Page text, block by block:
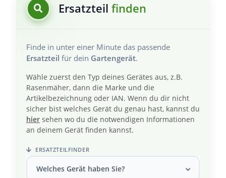
Ersatzteil finden
Finde in unter einer Minute das passende
Ersatzteil für dein Gartengerät.
Wähle zuerst den Typ deines Gerätes aus, z.B.
Rasenmäher, dann die Marke und die
Artikelbezeichnung oder IAN. Wenn du dir nicht
sicher bist welches Gerät du genau hast, kannst du
hier sehen wo du die notwendigen Informationen
an deinem Gerät finden kannst.
ERSATZTEILFINDER
Welches Gerät haben Sie?